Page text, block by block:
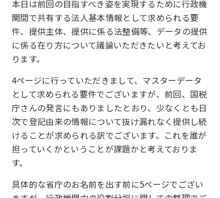
本日は前回の目指すべき姿を実現するために行政機
関間で共有する法人基本情報として求められる要
件、提供主体、提供に係る法整備等、データの提供
に係る在り方について議論いただきたいと考えてお
ります。
4ページに行っていただきまして、マスターデータ
として求められる要件でございますが、前回、国税
庁さんの発言にもありましたとおり、少なくとも日
次で登記由来の情報について抜け漏れなく提供し続
けることが求められる訳でございます。これを誰が
担っていくかということが課題かと考えておりま
す。
具体的な省庁のお名前を出す前に5ページでござい